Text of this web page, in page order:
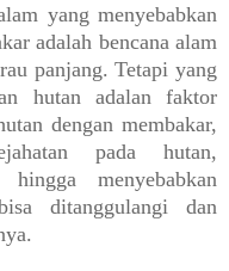
yang menyebabkan
adalah bencana alam
panjang. Tetapi yang
hutan adalan faktor
dengan membakar,
pada hutan,
menyebabkan
ditanggulangi dan